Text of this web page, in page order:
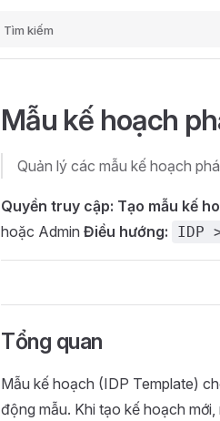
Tìm kiếm
Mẫu kế hoạch
Quản lý các mẫu kế hoạch
Quyền truy cập: Tạo mẫu kế
hoặc Admin Điều hướng: IDP
Tổng quan
Mẫu kế hoạch (IDP Template)
động mẫu. Khi tạo kế hoạch